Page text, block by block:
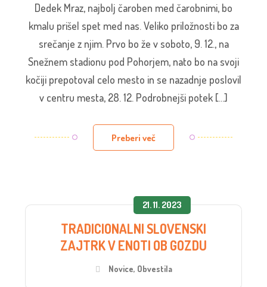
Dedek Mraz, najbolj čaroben med čarobnimi, bo
kmalu prišel spet med nas. Veliko priložnosti bo za
srečanje z njim. Prvo bo že v soboto, 9. 12., na
Snežnem stadionu pod Pohorjem, nato bo na svoji
kočiji prepotoval celo mesto in se nazadnje poslovil
v centru mesta, 28. 12. Podrobnejši potek […]
Preberi več
21. 11. 2023
TRADICIONALNI SLOVENSKI
ZAJTRK V ENOTI OB GOZDU
Novice, Obvestila